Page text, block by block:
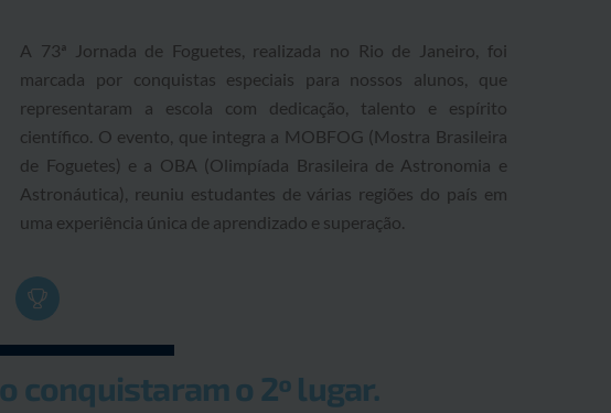
A 73ª Jornada de Foguetes, realizada no Rio de Janeiro, foi
marcada por conquistas especiais para nossos alunos, que
representaram a escola com dedicação, talento e espírito
científico. O evento, que integra a MOBFOG (Mostra Brasileira
de Foguetes) e a OBA (Olimpíada Brasileira de Astronomia e
Astronáutica), reuniu estudantes de várias regiões do país em
uma experiência única de aprendizado e superação.
conquistaram o 2º lugar.